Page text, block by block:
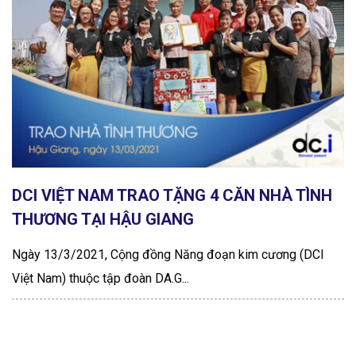
DCI VIỆT NAM TRAO TẶNG 4 CĂN NHÀ TÌNH
THƯƠNG TẠI HẬU GIANG
Ngày 13/3/2021, Cộng đồng Năng đoạn kim cương (DCI
Việt Nam) thuộc tập đoàn DA.G...